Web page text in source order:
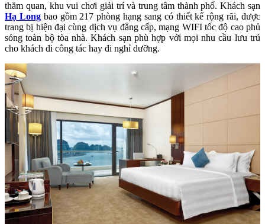
thăm quan, khu vui chơi giải trí và trung tâm thành phố. Khách sạn
Hạ Longbao gồm 217 phòng hạng sang có thiết kế rộng rãi, được
trang bị hiện đại cùng dịch vụ đẳng cấp, mạng WIFI tốc độ cao phủ
sóng toàn bộ tòa nhà. Khách sạn phù hợp với mọi nhu cầu lưu trú
cho khách đi công tác hay đi nghỉ dưỡng.